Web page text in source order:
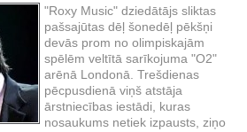
"Roxy Music" dziedātājs sliktas
pašsajūtas dēļ šonedēļ pēkšņi
devās prom no olimpiskajām
spēlēm veltītā sarīkojuma "O2"
arēnā Londonā. Trešdienas
pēcpusdienā viņš atstāja
ārstniecības iestādi, kuras
nosaukums netiek izpausts, ziņo